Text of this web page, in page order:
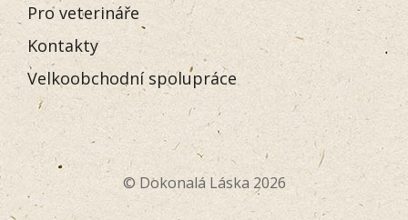
Pro veterináře
Kontakty
Velkoobchodní spolupráce
© Dokonalá Láska 2026